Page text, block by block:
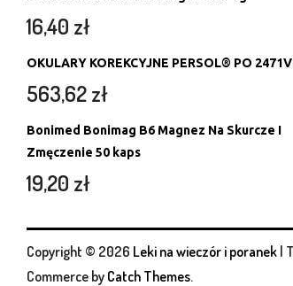
16,40 zł
OKULARY KOREKCYJNE PERSOL® PO
563,62zł
Bonimed Bonimag B6 Magnez Na Skurcze I
Zmęczenie 50 kaps
19,20 zł
Copyright © 2026 Leki na wieczór i poranek |
Commerce by Catch Themes.